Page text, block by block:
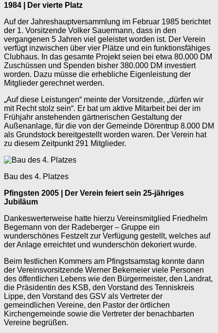
1984 | Der vierte Platz
Auf der Jahreshauptversammlung im Februar 1985 berichtet
der 1. Vorsitzende Volker Sauermann, dass in den
vergangenen 5 Jahren viel geleistet worden ist. Der Verein
verfügt inzwischen über vier Plätze und ein funktionsfähiges
Clubhaus. In das gesamte Projekt seien bei etwa 80.000 DM
Zuschüssen und Spenden bisher 380.000 DM investiert
worden. Dazu müsse die erhebliche Eigenleistung der
Mitglieder gerechnet werden.
„Auf diese Leistungen“ meinte der Vorsitzende, „dürfen wir
mit Recht stolz sein“. Er bat um aktive Mitarbeit bei der im
Frühjahr anstehenden gärtnerischen Gestaltung der
Außenanlage, für die von der Gemeinde Dörentrup 8.000 DM
als Grundstock bereitgestellt worden waren. Der Verein hat
zu diesem Zeitpunkt 291 Mitglieder.
Bau des 4. Platzes
Pfingsten 2005 | Der Verein feiert sein 25-jähriges
Jubiläum
Dankeswerterweise hatte hierzu Vereinsmitglied Friedhelm
Begemann von der Radeberger – Gruppe ein
wunderschönes Festzelt zur Verfügung gestellt, welches auf
der Anlage erreichtet und wunderschön dekoriert wurde.
Beim festlichen Kommers am Pfingstsamstag konnte dann
der Vereinsvorsitzende Werner Bekemeier viele Personen
des öffentlichen Lebens wie den Bürgermeister, den Landrat,
die Präsidentin des KSB, den Vorstand des Tenniskreis
Lippe, den Vorstand des GSV als Vertreter der
gemeindlichen Vereine, den Pastor der örtlichen
Kirchengemeinde sowie die Vertreter der benachbarten
Vereine begrüßen.